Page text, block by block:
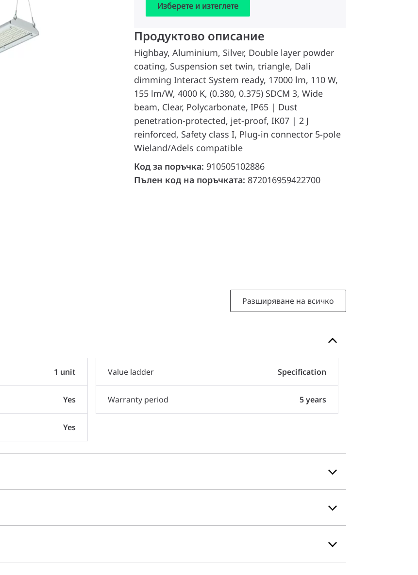
Изберете и изтеглете
Продуктово описание
Highbay, Aluminium, Silver, Double layer powder
coating, Suspension set twin, triangle, Dali
dimming Interact System ready, 17000 lm, 110 W,
155 lm/W, 4000 K, (0.380, 0.375) SDCM 3, Wide
beam, Clear, Polycarbonate, IP65 | Dust
penetration-protected, jet-proof, IK07 | 2 J
reinforced, Safety class I, Plug-in connector 5-pole
Wieland/Adels compatible
Код за поръчка: 910505102886
Пълен код на поръчката: 872016959422700
Разширяване на всичко
1 unit
Yes
Yes
Value ladder Specification
Warranty period 5 years